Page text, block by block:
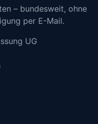
– bundesweit, ohne
per E-Mail.
UG